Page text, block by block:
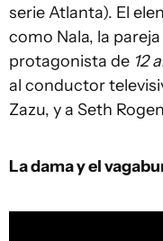
serie Atlanta). El
como Nala, la
protagonista de 12
al conductor
Zazu, y a Seth
La dama y el